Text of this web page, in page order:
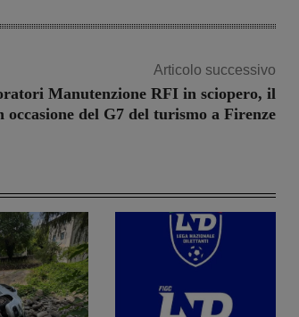
Articolo successivo
Manutenzione RFI in sciopero, il
occasione del G7 del turismo a Firenze